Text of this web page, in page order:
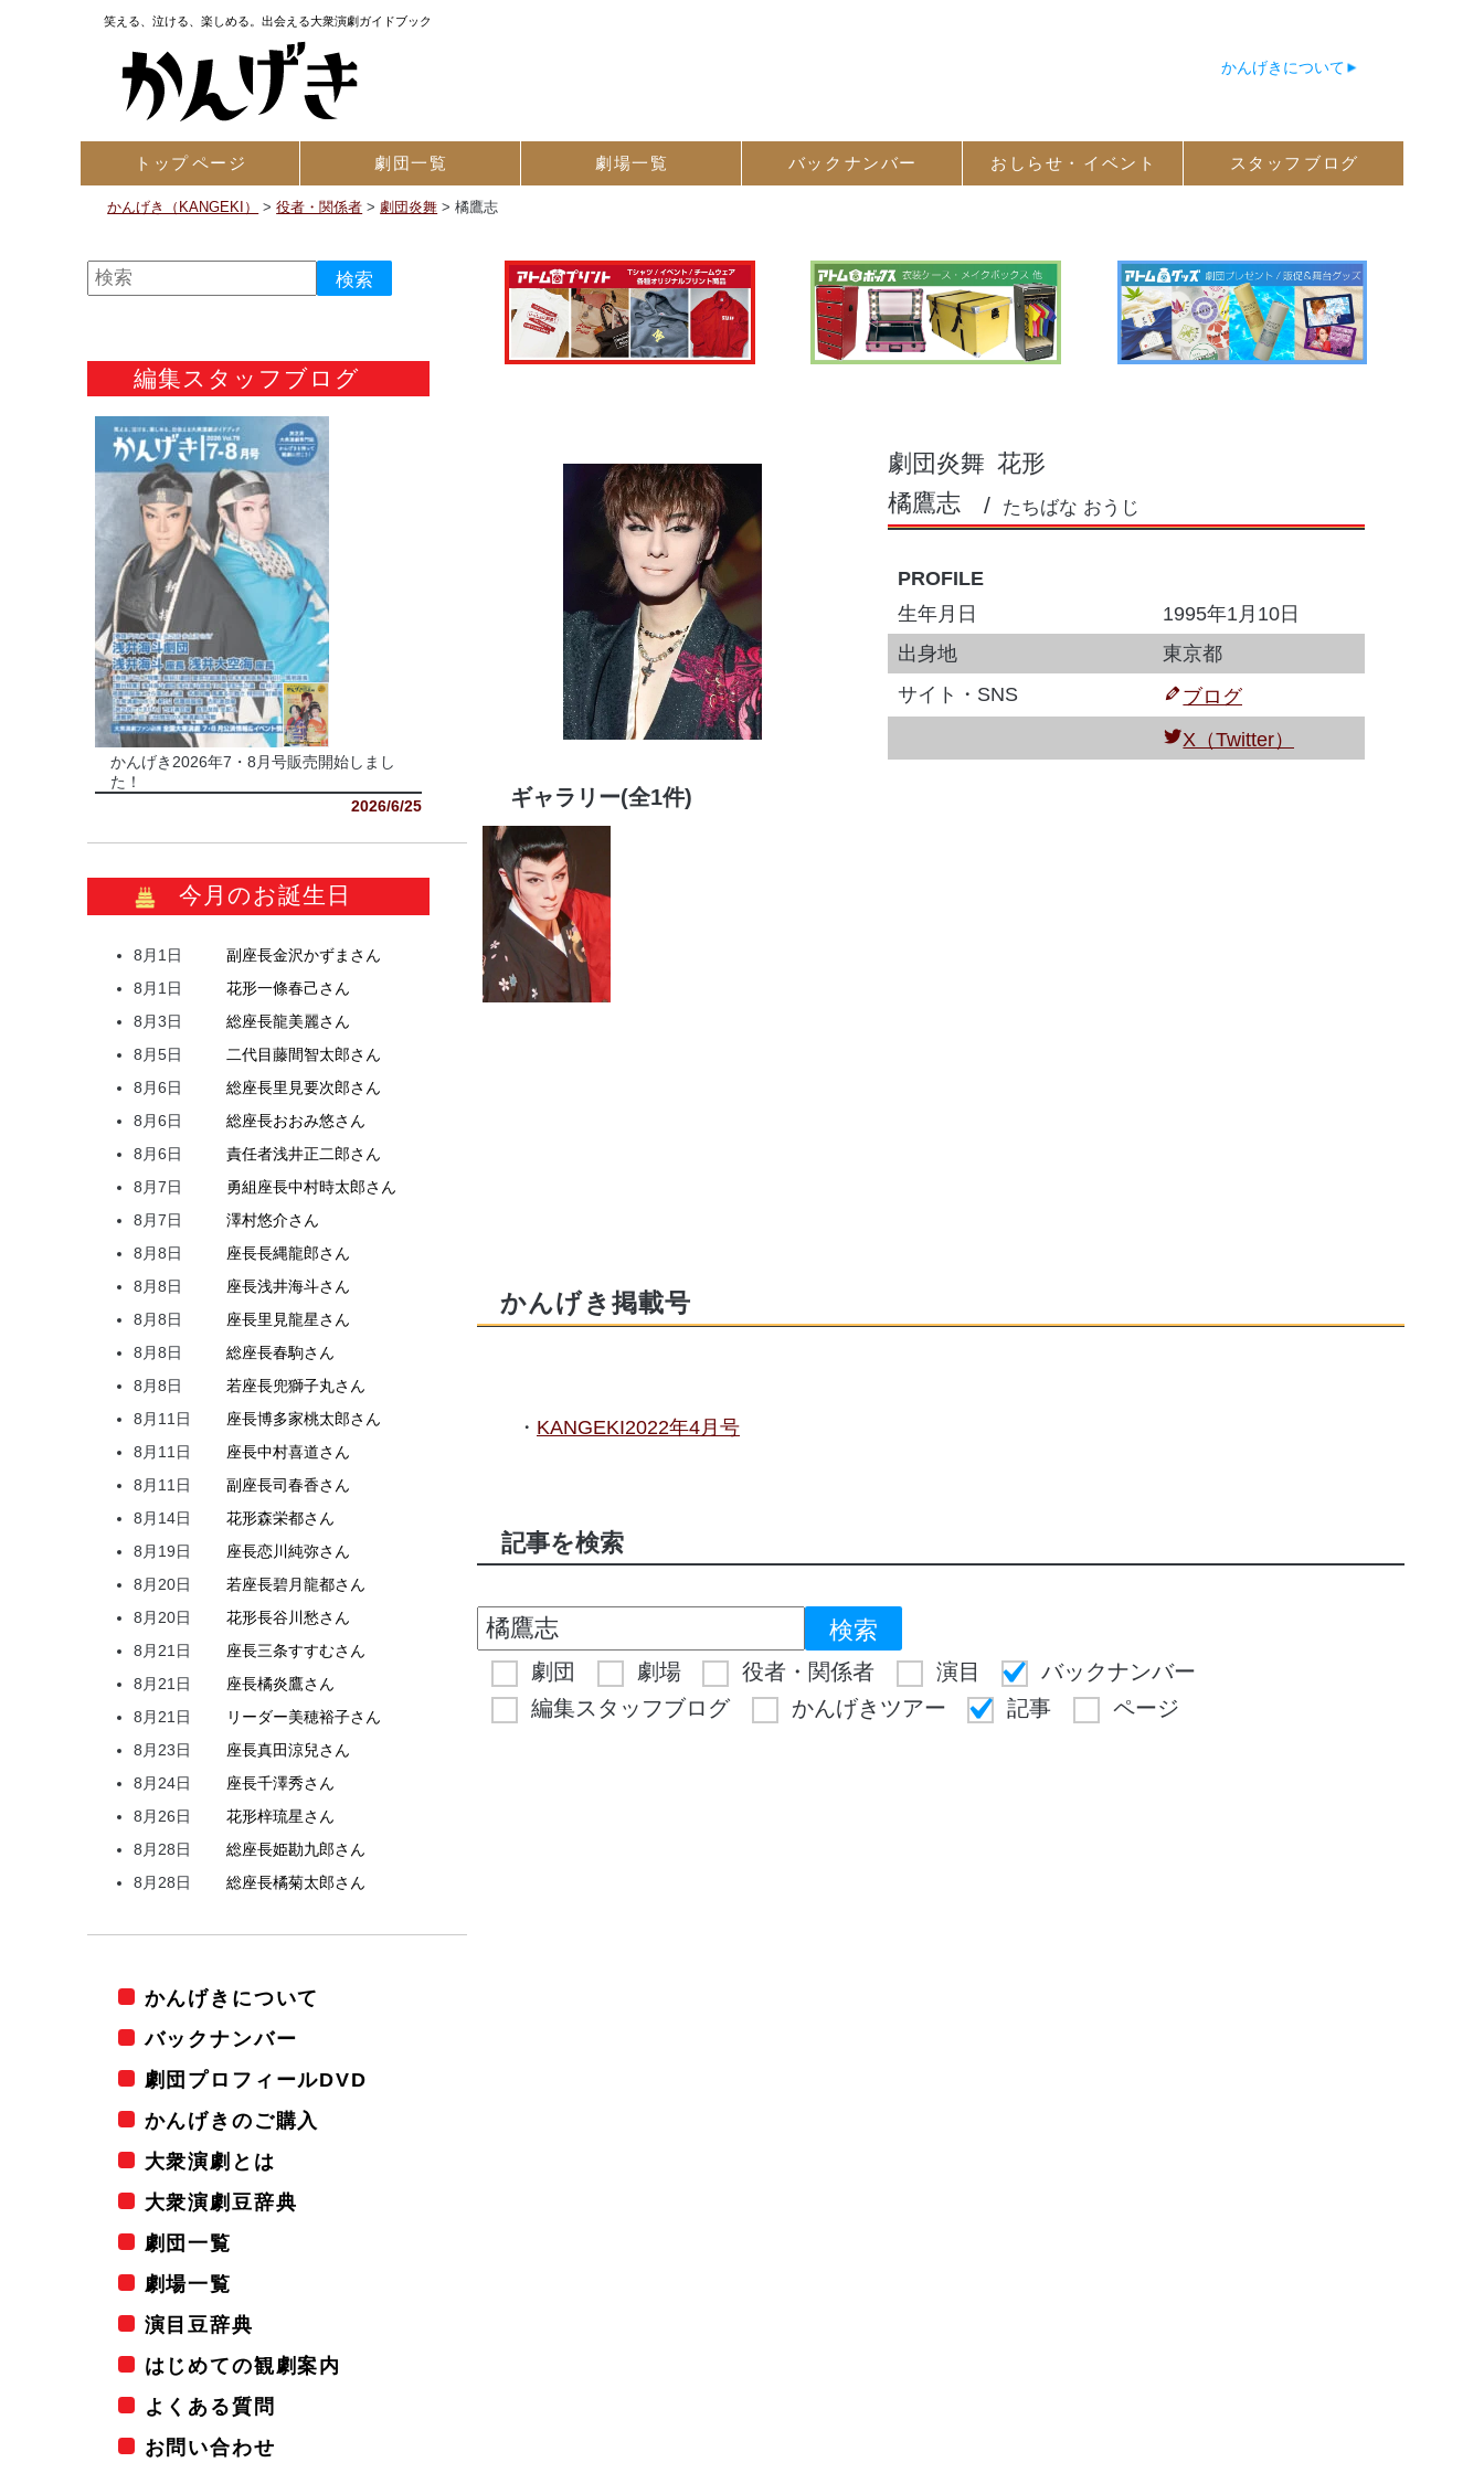
笑える、泣ける、楽しめる。出会える大衆演劇ガイドブック
かんげきについて
トップページ 劇団一覧 劇場一覧 バック ナンバー おしらせ・ イベント スタッフ ブログ
かんげき（KANGEKI） >役者・関係者 >劇団炎舞 >橘鷹志
劇団炎舞 花形
橘鷹志
たちばな おうじ
PROFILE
生年月日
1995年1月10日
出身地
東京都
サイト・SNS
ブログ
X（Twitter）
ギャラリー(全1件)
かんげき掲載号
KANGEKI2022年4月号
記事を検索
劇団 劇場 役者・関係者 演目
バックナンバー
編集スタッフブログ
かんげきツアー 記事 ページ
編集スタッフブログ
かんげき2026年7・8月号販売開始しまし
た！
2026/6/25
今月のお誕生日
8月1日 副座長金沢かずま さん
8月1日
花形一條春己さん
8月3日
総座長龍美麗さん
8月5日
二代目藤間智太郎さん
8月6日
総座長里見要次郎さん
8月6日
総座長おおみ悠さん
8月6日
責任者浅井正二郎さん
8月7日
勇組座長中村時太郎さん
8月7日
澤村悠介さん
8月8日
座長長縄龍郎さん
8月8日
座長浅井海斗さん
8月8日
座長里見龍星さん
8月8日
総座長春駒さん
8月8日
若座長兜獅子丸さん
8月11日
座長博多家桃太郎さん
8月11日
座長中村喜道さん
8月11日
副座長司春香さん
8月14日
花形森栄都さん
8月19日
座長恋川 純弥さん
8月20日
若座長碧月龍都さん
8月20日
花形長谷川 愁さん
8月21日
座長三条すすむさん
8月21日
座長橘炎鷹さん
8月21日
リーダー美穂裕子さん
8月23日
座長真田涼兒さん
8月24日
座長千澤秀さん
8月26日
花形梓琉星さん
8月28日
総座長姫勘九郎さん
8月28日
総座長橘菊太郎さん
かんげきについて
バックナンバー
劇団プロフィールDVD
かんげきのご購入
大衆演劇とは
大衆演劇豆辞典
劇団一覧
劇場一覧
演目豆辞典
はじめての観劇案内
よくある質問
お問い合わせ